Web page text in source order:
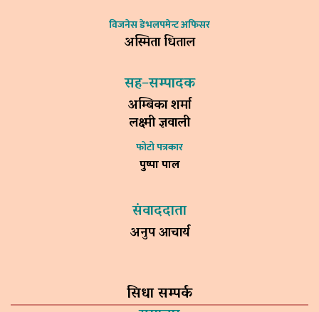
विजनेस डेभलपमेन्ट अफिसर
अस्मिता धिताल
सह–सम्पादक
अम्बिका शर्मा
लक्ष्मी ज्ञवाली
फोटो पत्रकार
पुष्पा पाल
संवाददाता
अनुप आचार्य
सिधा सम्पर्क